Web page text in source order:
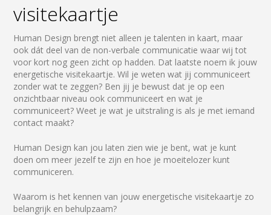
visitekaartje
Human Design brengt niet alleen je talenten in kaart, maar
ook dát deel van de non-verbale communicatie waar wij tot
voor kort nog geen zicht op hadden. Dat laatste noem ik jouw
energetische visitekaartje. Wil je weten wat jij communiceert
zonder wat te zeggen? Ben jij je bewust dat je op een
onzichtbaar niveau ook communiceert en wat je
communiceert? Weet je wat je uitstraling is als je met iemand
contact maakt?
Human Design kan jou laten zien wie je bent, wat je kunt
doen om meer jezelf te zijn en hoe je moeitelozer kunt
communiceren.
Waarom is het kennen van jouw energetische visitekaartje zo
belangrijk en behulpzaam?